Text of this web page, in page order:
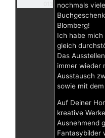
nochmals
Blomberg!
Ich habe
gleich
Das
immer wieder
Ausstausch
sowie mit
Auf Deiner
kreative
Ausnehmend
Fantasybilder